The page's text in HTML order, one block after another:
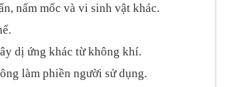
nấm mốc và vi sinh vật khác.
dị ứng khác từ không khí.
làm phiền người sử dụng.